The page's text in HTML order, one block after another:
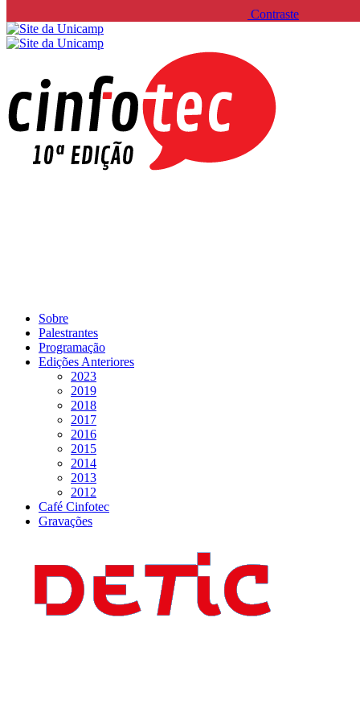
Contraste
Sobre
Palestrantes
Programação
Edições Anteriores
2023
2019
2018
2017
2016
2015
2014
2013
2012
Café Cinfotec
Gravações